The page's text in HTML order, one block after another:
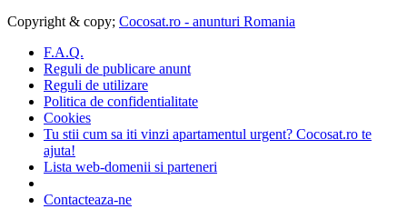
Copyright & copy; Cocosat.ro - anunturi Romania
F.A.Q.
Reguli de publicare anunt
Reguli de utilizare
Politica de confidentialitate
Cookies
Tu stii cum sa iti vinzi apartamentul urgent? Cocosat.ro te
ajuta!
Lista web-domenii si parteneri
Contacteaza-ne